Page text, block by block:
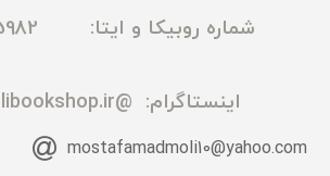
شماره روبیکا و ایتا: 09165435982
اینستاگرام: @madmolibookshop.ir
mostafamadmoli10@yahoo.com